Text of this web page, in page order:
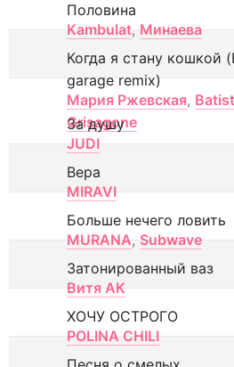
Половина
Kambulat, Минаева
Когда я стану кошкой
garage remix)
Мария Ржевская,
Grisagone
За душу
JUDI
Вера
MIRAVI
Больше нечего ловить
MURANA, Subwave
Затонированный ваз
Витя АК
ХОЧУ ОСТРОГО
POLINA CHILI